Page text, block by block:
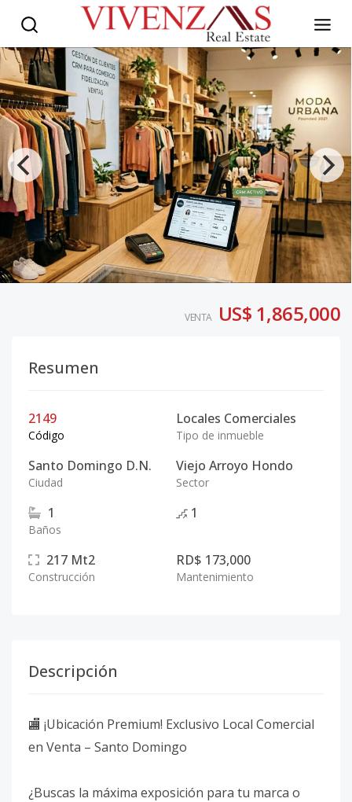
VENTA US$ 1,865,000
Resumen
2149
Código
Locales Comerciales
Tipo de inmueble
Santo Domingo D.N.
Ciudad
Viejo Arroyo Hondo
Sector
1
Baños
1
217 Mt2
Construcción
RD$ 173,000
Mantenimiento
Descripción
🏬 ¡Ubicación Premium! Exclusivo Local Comercial
en Venta – Santo Domingo
¿Buscas la máxima exposición para tu marca o